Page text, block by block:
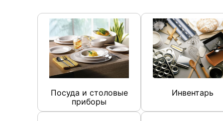
Посуда и столовые
приборы
Инвентарь